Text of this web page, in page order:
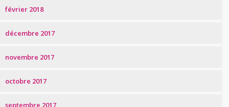
février 2018
décembre 2017
novembre 2017
octobre 2017
septembre 2017